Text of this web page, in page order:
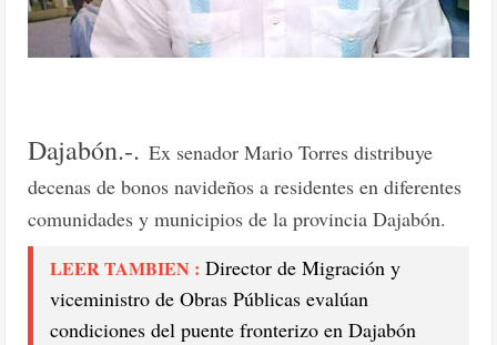
Dajabón.-.Ex senador Mario Torres distribuye
decenas de bonos navideños a residentes en diferentes
comunidades y municipios de la provincia Dajabón.
LEER TAMBIEN : Director de Migración y
viceministro de Obras Públicas evalúan
condiciones del puente fronterizo en Dajabón